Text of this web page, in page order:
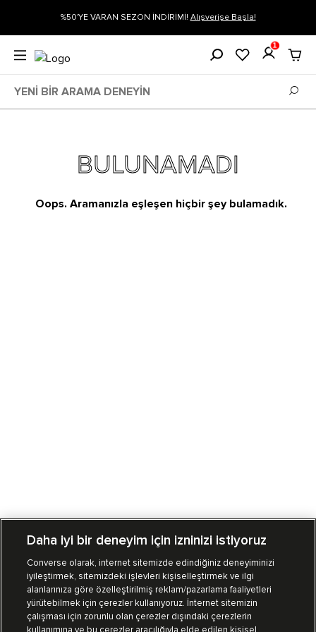
%50'YE VARAN SEZON İNDİRİMİ! Alışverişe Başla!
1
BULUNAMADI
Oops. Aramanızla eşleşen hiçbir şey bulamadık.
Mağazalarımız Sipariş Takibi
Müşteri İlişkileri
Daha iyi bir deneyim için izninizi istiyoruz
Converse olarak, internet sitemizde edindiğiniz deneyiminizi
iyileştirmek, sitemizdeki işlevleri kişiselleştirmek ve ilgi
alanlarınıza göre özelleştirilmiş reklam/pazarlama faaliyetleri
yürütebilmek için çerezler kullanıyoruz. İnternet sitemizin
çalışması için zorunlu olan çerezler dışındaki çerezlerin